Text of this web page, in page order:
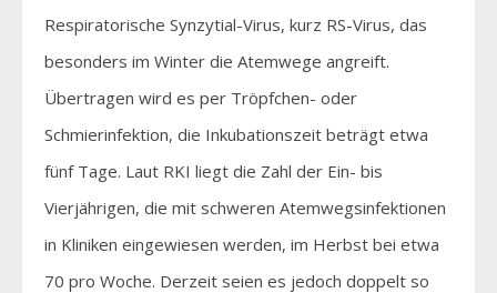
Respiratorische Synzytial-Virus, kurz RS-Virus, das
besonders im Winter die Atemwege angreift.
Übertragen wird es per Tröpfchen- oder
Schmierinfektion, die Inkubationszeit beträgt etwa
fünf Tage. Laut RKI liegt die Zahl der Ein- bis
Vierjährigen, die mit schweren Atemwegsinfektionen
in Kliniken eingewiesen werden, im Herbst bei etwa
70 pro Woche. Derzeit seien es jedoch doppelt so